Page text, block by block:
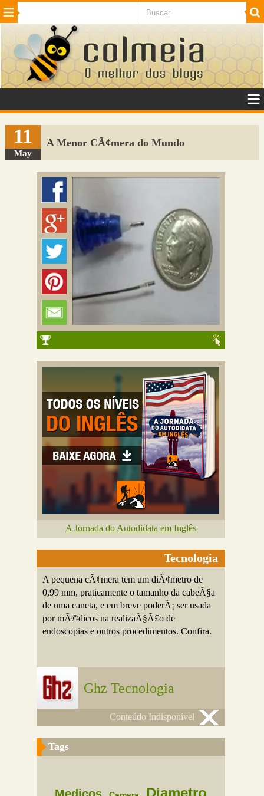
Beleza Cinema e TV
Internet Jogos NotÃ­cias SaÃºde
VeÃ­culos Adulto
Sugerir Link
Adicionar Blog
Colmeia Exchange
11
May
A Menor CÃ¢mera do Mundo
A Jornada do Autodidata em Inglês
Tecnologia
A pequena cÃ¢mera tem um diÃ¢metro de
0,99 mm, praticamente o tamanho da cabeÃ§a
de uma caneta, e em breve poderÃ¡ ser usada
por mÃ©dicos na realizaÃ§Ã£o de
endoscopias e outros procedimentos. Confira.
Ghz Tecnologia
Conteúdo Indisponível
Tags
Diametro